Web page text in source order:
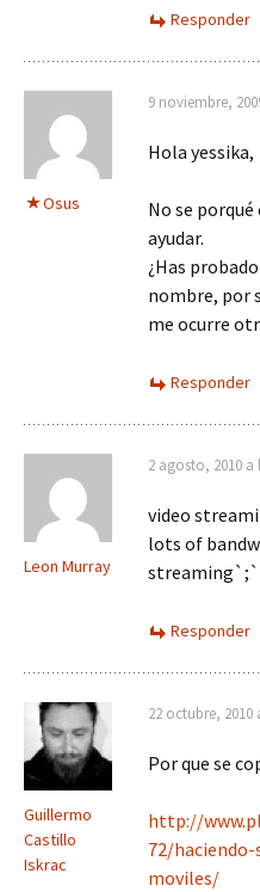
Responder
Osus
9 noviembre,
Hola yessika,
No se
ayudar.
¿Has
nombre, por
me ocurre
Responder
Leon Murray
2 agosto, 2010 a
video
lots of
streaming`;`
Responder
Guillermo
Castillo
Iskrac
22 octubre, 2010
Por que se
http://
72/
moviles/